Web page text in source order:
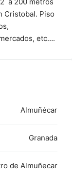
Cristobal. Piso
etc….
Almuñécar
Granada
de Almuñecar